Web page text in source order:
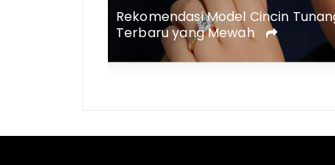
Rekomendasi Model Cincin
Terbaru yang Mewah